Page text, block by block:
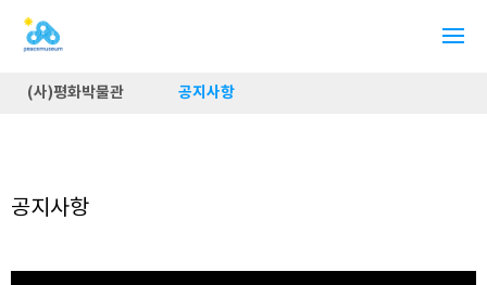
(사)평화박물관 공지사항
공지사항